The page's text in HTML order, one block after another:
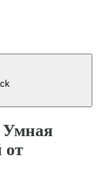
Умная
от